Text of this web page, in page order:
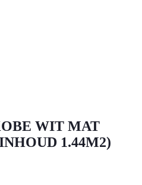
WIT MAT
1.44M2)